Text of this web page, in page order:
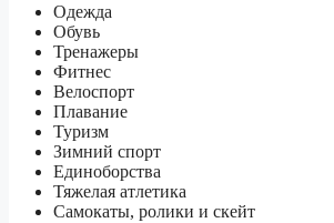
Одежда
Обувь
Тренажеры
Фитнес
Велоспорт
Плавание
Туризм
Зимний спорт
Единоборства
Тяжелая атлетика
Самокаты, ролики и скейт